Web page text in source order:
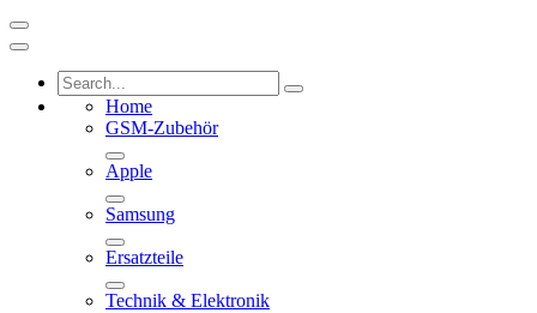
Home
GSM-Zubehör
Apple
Samsung
Ersatzteile
Technik & Elektronik